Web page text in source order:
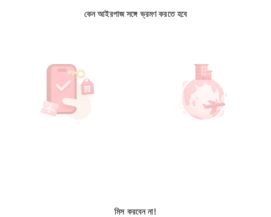
কেন আইরপাজ সঙ্গে ভ্রমণ করতে হবে
মিস করবেন না!